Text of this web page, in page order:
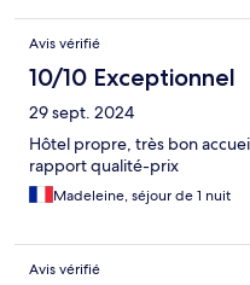
Avis vérifié
10/10 Exceptionnel
29 sept. 2024
Hôtel propre, très bon
rapport qualité-prix
Madeleine, séjour de 1 nuit
Avis vérifié